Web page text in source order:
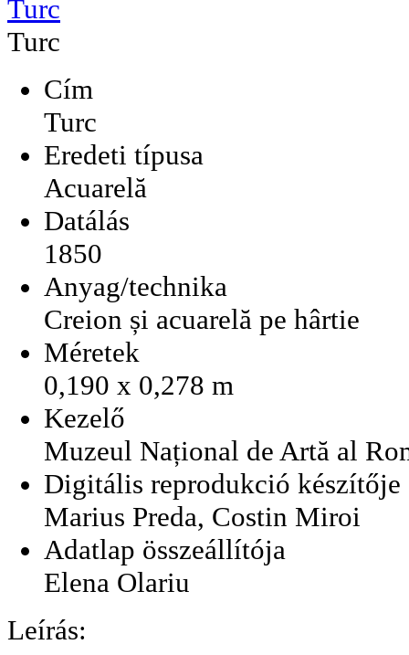
Turc
Cím
Turc
Eredeti típusa
Acuarelă
Datálás
1850
Anyag/technika
Creion și acuarelă pe hârtie
Méretek
0,190 x 0,278 m
Kezelő
Muzeul Național de Artă al
Digitális reprodukció készítője
Marius Preda, Costin Miroi
Adatlap összeállítója
Elena Olariu
Leírás: